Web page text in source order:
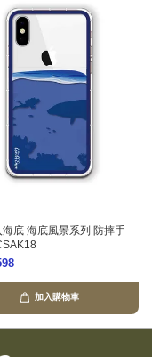
海底 海底風景系列 防摔手
加入購物車